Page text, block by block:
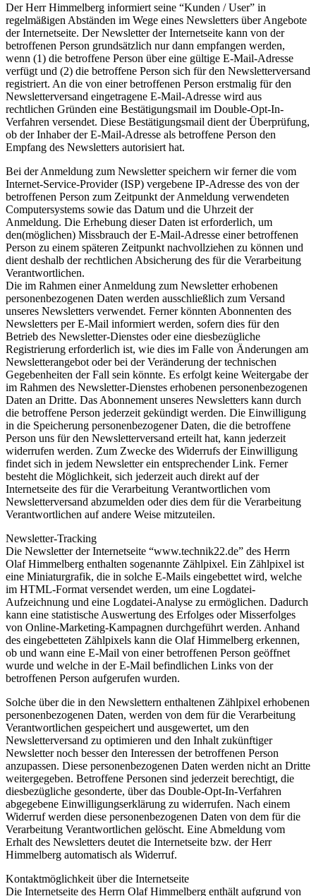
Der Herr Himmelberg informiert seine “Kunden / User” in
regelmäßigen Abständen im Wege eines Newsletters über Angebote
der Internetseite. Der Newsletter der Internetseite kann von der
betroffenen Person grundsätzlich nur dann empfangen werden,
wenn (1) die betroffene Person über eine gültige E-Mail-Adresse
verfügt und (2) die betroffene Person sich für den Newsletterversand
registriert. An die von einer betroffenen Person erstmalig für den
Newsletterversand eingetragene E-Mail-Adresse wird aus
rechtlichen Gründen eine Bestätigungsmail im Double-Opt-In-
Verfahren versendet. Diese Bestätigungsmail dient der Überprüfung,
ob der Inhaber der E-Mail-Adresse als betroffene Person den
Empfang des Newsletters autorisiert hat.
Bei der Anmeldung zum Newsletter speichern wir ferner die vom
Internet-Service-Provider (ISP) vergebene IP-Adresse des von der
betroffenen Person zum Zeitpunkt der Anmeldung verwendeten
Computersystems sowie das Datum und die Uhrzeit der
Anmeldung. Die Erhebung dieser Daten ist erforderlich, um
den(möglichen) Missbrauch der E-Mail-Adresse einer betroffenen
Person zu einem späteren Zeitpunkt nachvollziehen zu können und
dient deshalb der rechtlichen Absicherung des für die Verarbeitung
Verantwortlichen.
Die im Rahmen einer Anmeldung zum Newsletter erhobenen
personenbezogenen Daten werden ausschließlich zum Versand
unseres Newsletters verwendet. Ferner könnten Abonnenten des
Newsletters per E-Mail informiert werden, sofern dies für den
Betrieb des Newsletter-Dienstes oder eine diesbezügliche
Registrierung erforderlich ist, wie dies im Falle von Änderungen am
Newsletterangebot oder bei der Veränderung der technischen
Gegebenheiten der Fall sein könnte. Es erfolgt keine Weitergabe der
im Rahmen des Newsletter-Dienstes erhobenen personenbezogenen
Daten an Dritte. Das Abonnement unseres Newsletters kann durch
die betroffene Person jederzeit gekündigt werden. Die Einwilligung
in die Speicherung personenbezogener Daten, die die betroffene
Person uns für den Newsletterversand erteilt hat, kann jederzeit
widerrufen werden. Zum Zwecke des Widerrufs der Einwilligung
findet sich in jedem Newsletter ein entsprechender Link. Ferner
besteht die Möglichkeit, sich jederzeit auch direkt auf der
Internetseite des für die Verarbeitung Verantwortlichen vom
Newsletterversand abzumelden oder dies dem für die Verarbeitung
Verantwortlichen auf andere Weise mitzuteilen.
Newsletter-Tracking
Die Newsletter der Internetseite “www.technik22.de” des Herrn
Olaf Himmelberg enthalten sogenannte Zählpixel. Ein Zählpixel ist
eine Miniaturgrafik, die in solche E-Mails eingebettet wird, welche
im HTML-Format versendet werden, um eine Logdatei-
Aufzeichnung und eine Logdatei-Analyse zu ermöglichen. Dadurch
kann eine statistische Auswertung des Erfolges oder Misserfolges
von Online-Marketing-Kampagnen durchgeführt werden. Anhand
des eingebetteten Zählpixels kann die Olaf Himmelberg erkennen,
ob und wann eine E-Mail von einer betroffenen Person geöffnet
wurde und welche in der E-Mail befindlichen Links von der
betroffenen Person aufgerufen wurden.
Solche über die in den Newslettern enthaltenen Zählpixel erhobenen
personenbezogenen Daten, werden von dem für die Verarbeitung
Verantwortlichen gespeichert und ausgewertet, um den
Newsletterversand zu optimieren und den Inhalt zukünftiger
Newsletter noch besser den Interessen der betroffenen Person
anzupassen. Diese personenbezogenen Daten werden nicht an Dritte
weitergegeben. Betroffene Personen sind jederzeit berechtigt, die
diesbezügliche gesonderte, über das Double-Opt-In-Verfahren
abgegebene Einwilligungserklärung zu widerrufen. Nach einem
Widerruf werden diese personenbezogenen Daten von dem für die
Verarbeitung Verantwortlichen gelöscht. Eine Abmeldung vom
Erhalt des Newsletters deutet die Internetseite bzw. der Herr
Himmelberg automatisch als Widerruf.
Kontaktmöglichkeit über die Internetseite
Die Internetseite des Herrn Olaf Himmelberg enthält aufgrund von